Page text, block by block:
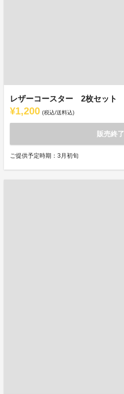
レザーコースター 2枚セット
¥1,200 (税込/送料込)
販売終了
ご提供予定時期：3月初旬